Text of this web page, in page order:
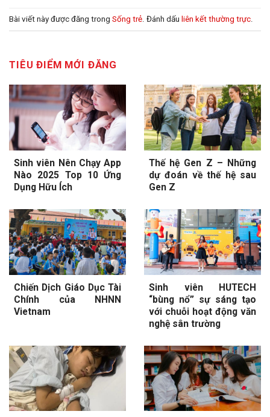
Bài viết này được đăng trong Sống trẻ . Đánh dấu liên kết thường trực
TIÊU ĐIỂM MỚI ĐĂNG
Sinh viên Nên Chạy App
Nào 2025 Top 10 Ứng
Dụng Hữu Ích
Thế hệ Gen Z – Những
dự đoán về thế hệ sau
Gen Z
Chiến Dịch Giáo Dục Tài
Chính của NHNN
Vietnam
Sinh viên HUTECH
“bùng nổ” sự sáng tạo
với chuỗi hoạt động văn
nghệ sân trường